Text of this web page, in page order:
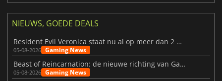
NIEUWS, GOEDE DEALS
Resident Evil Veronica staat nu al op meer dan 2 miljoen verlanglijstjes
05-08-2026 Gaming News
Beast of Reincarnation: de nieuwe richting van Game Freak
05-08-2026 Gaming News